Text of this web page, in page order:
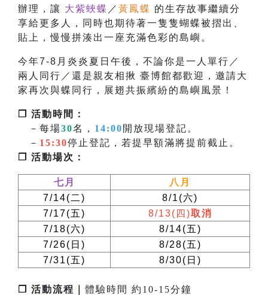
辦理，讓 大紫蛺蝶 ／ 黃鳳蝶 的生存故事繼續分
享給更多人，同時也期待著一隻隻蝴蝶被摺出、
貼上，慢慢拼湊出一座充滿色彩的島嶼。
今年7-8月炎炎夏日午後，不論你是一人單行／
兩人同行／還是親友相揪 臺博館都歡迎，邀請大
家再次與蝶同行，展翅共振繽紛的島嶼風景！
❐ 活動時間：
－每場30名， 14:00 開放現場登記。
－ 15:30停止登記，若提早額滿將提前截止。
❐ 活動場次：
七月
八月
7/14( 二 ) 8/1(六)
7/17(五) 8/13( 四 )取消
7/18(六) 8/14(五)
7/26( 日 ) 8/28(五)
7/31(五) 8/30( 日 )
❐ 活動流程｜ 體驗時間 約10-15分鐘